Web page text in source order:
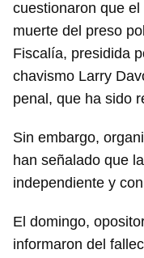
cuestionaron que
muerte del preso
Fiscalía, presidida
chavismo Larry
penal, que ha sido
Sin embargo,
han señalado que
independiente y
El domingo,
informaron del